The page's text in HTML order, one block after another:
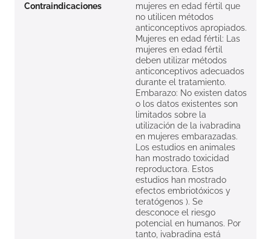
Contraindicaciones
mujeres en edad fértil que
no utilicen métodos
anticonceptivos apropiados.
Mujeres en edad fértil: Las
mujeres en edad fértil
deben utilizar métodos
anticonceptivos adecuados
durante el tratamiento.
Embarazo: No existen datos
o los datos existentes son
limitados sobre la
utilización de la ivabradina
en mujeres embarazadas.
Los estudios en animales
han mostrado toxicidad
reproductora. Estos
estudios han mostrado
efectos embriotóxicos y
teratógenos ). Se
desconoce el riesgo
potencial en humanos. Por
tanto, ivabradina está